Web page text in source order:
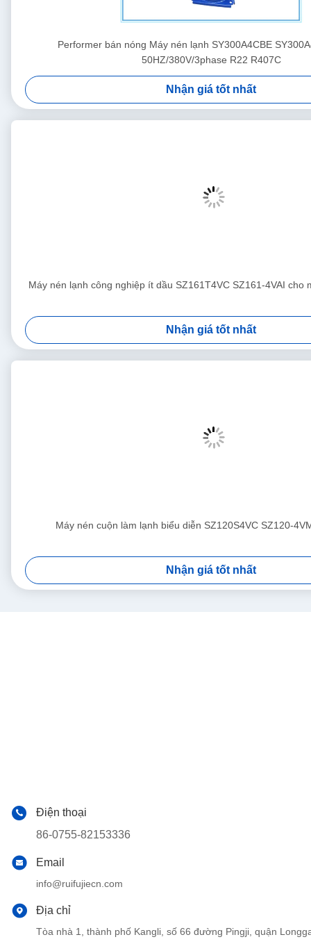
Performer bán nóng Máy nén lạnh SY300A4CBE
50HZ/380V/3phase R22 R407C
Nhận giá tốt nhất
Máy nén lạnh công nghiệp ít dầu SZ161T4VC SZ161-4VAI cho
Nhận giá tốt nhất
Máy nén cuộn làm lạnh biểu diễn SZ120S4VC SZ120-
Nhận giá tốt nhất
Điện thoại
86-0755-82153336
Email
info@ruifujiecn.com
Địa chỉ
Tòa nhà 1, thành phố Kangli, số 66 đường Pingji, quận